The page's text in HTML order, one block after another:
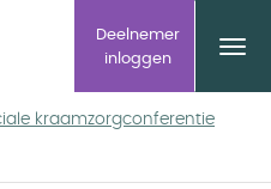
Deelnemer
inloggen
kraamzorgconferentie